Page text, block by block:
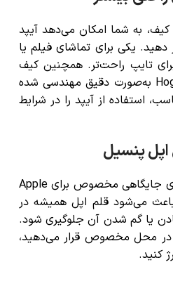
به شما امکان می‌دهد آیپد
یکی برای تماشای فیلم یا
تایپ راحت‌تر. همچنینکیف
به‌صورت دقیق مهندسی شده
استفاده از آیپد را در شرایط
اپل پنسیل
جایگاهی مخصوص برایApple
می‌شود قلم اپل همیشه در
یا گم شدن آن جلوگیری شود.
در محل مخصوص قرار می‌دهید،
کنید.